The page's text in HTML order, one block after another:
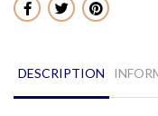
Partager
DESCRIPTION